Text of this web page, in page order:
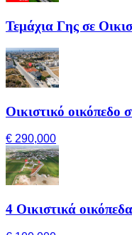
Τεμάχια Γης σε
Οικιστικό οικόπεδο
€ 290,000
4 Οικιστικά